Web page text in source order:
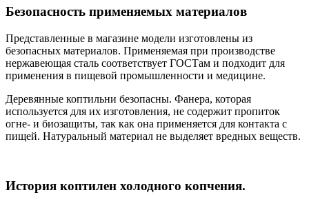
Безопасность применяемых материалов
Представленные в магазине модели изготовлены из
безопасных материалов. Применяемая при производстве
нержавеющая сталь соответствует ГОСТам и подходит для
применения в пищевой промышленности и медицине.
Деревянные коптильни безопасны. Фанера, которая
используется для их изготовления, не содержит пропиток
огне- и биозащиты, так как она применяется для контакта с
пищей. Натуральный материал не выделяет вредных веществ.
История коптилен холодного копчения.